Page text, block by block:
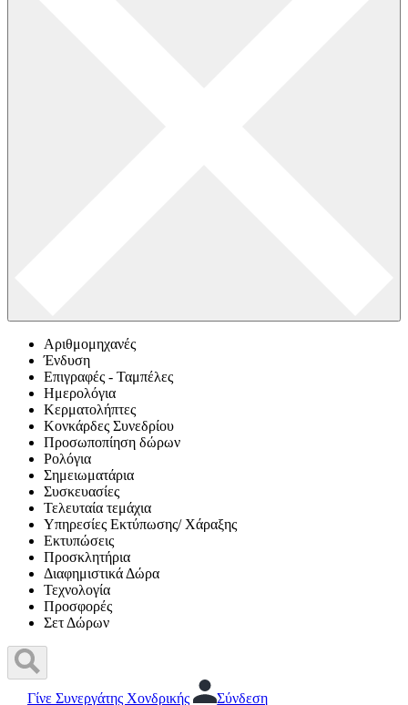
Αριθμομηχανές
Ένδυση
Επιγραφές - Ταμπέλες
Ημερολόγια
Κερματολήπτες
Κονκάρδες Συνεδρίου
Προσωποπίηση δώρων
Ρολόγια
Σημειωματάρια
Συσκευασίες
Τελευταία τεμάχια
Υπηρεσίες Εκτύπωσης/ Χάραξης
Εκτυπώσεις
Προσκλητήρια
Διαφημιστικά Δώρα
Τεχνολογία
Προσφορές
Σετ Δώρων
Γίνε Συνεργάτης Χονδρικής Σύνδεση